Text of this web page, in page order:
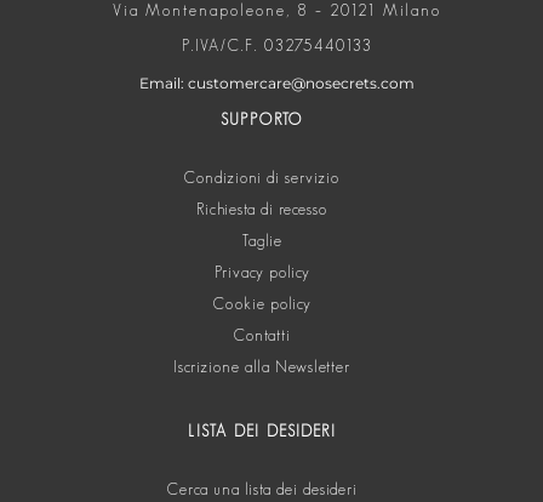
Via Montenapoleone, 8 – 20121 Milano
P.IVA/C.F. 03275440133
Email: customercare@nosecrets.com
SUPPORTO
Condizioni di servizio
Richiesta di recesso
Taglie
Privacy policy
Cookie policy
Contatti
Iscrizione alla Newsletter
LISTA DEI DESIDERI
Cerca una lista dei desideri